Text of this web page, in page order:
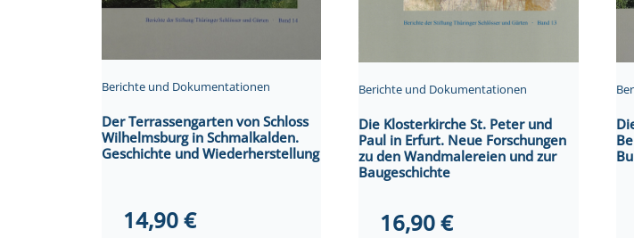
Berichte und Dokumentationen
Der Terrassengarten von Schloss
Wilhelmsburg in Schmalkalden.
Geschichte und Wiederherstellung
14,90€
Berichte und Dokumentationen
Die Klosterkirche St. Peter und
Paul in Erfurt. Neue Forschungen
zu den Wandmalereien und zur
Baugeschichte
16,90€